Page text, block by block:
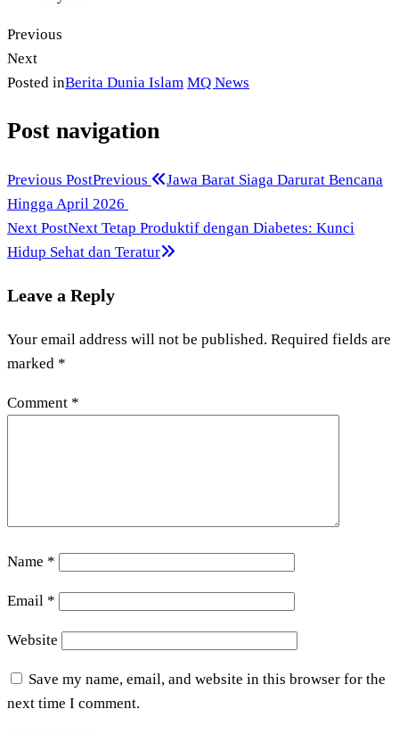
Previous
Next
Posted inBerita Dunia Islam MQ News
Post navigation
Previous PostPrevious
Jawa Barat Siaga Darurat Bencana
Hingga April 2026
Next PostNext Tetap Produktif dengan Diabetes: Kunci
Hidup Sehat dan Teratur
Leave a Reply
Your email address will not be published. Required fields are
marked *
Comment *
Name *
Email *
Website
Save my name, email, and website in this browser for the
next time I comment.